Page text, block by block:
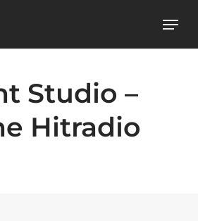
Menu
Studio –
Hitradio